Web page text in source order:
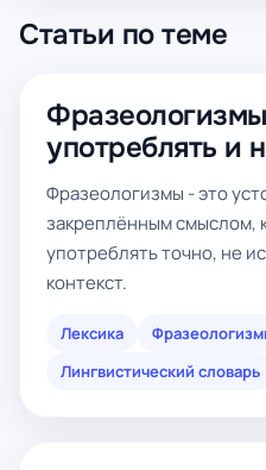
Статьи по теме
употреблять и
Фразеологизмы - это
закреплённым смыслом,
употреблять точно, не
контекст.
Лексика
Лингвистический словарь